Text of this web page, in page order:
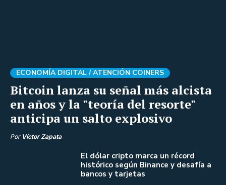
Bitcoin lanza su señal más alcista
en años y la "teoría del resorte"
anticipa un salto explosivo
ECONOMÍA DIGITAL /ATENCIÓN COINERS
Por Víctor Zapata
El dólar cripto marca un récord
histórico según Binance y desafía a
bancos y tarjetas